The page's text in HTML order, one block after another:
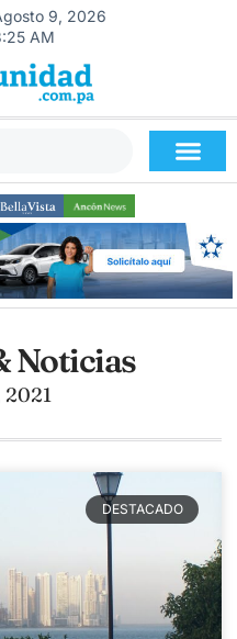
9, 2026
AM
Noticias
2021
DESTACADO